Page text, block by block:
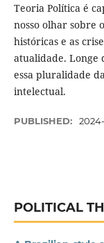
Teoria Política é
nosso olhar sobre
históricas e as
atualidade. Longe
essa pluralidade
intelectual.
PUBLISHED:
POLITICAL